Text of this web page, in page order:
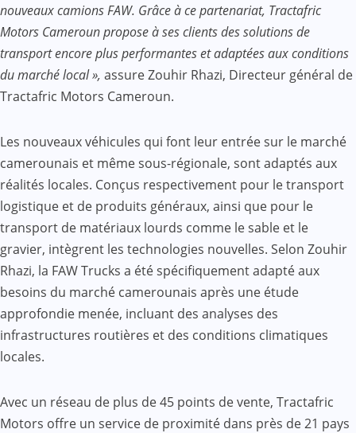
nouveaux camions FAW. Grâce à ce partenariat, Tractafric
Motors Cameroun propose à ses clients des solutions de
transport encore plus performantes et adaptées aux conditions
du marché local », assure Zouhir Rhazi, Directeur général de
Tractafric Motors Cameroun.
Les nouveaux véhicules qui font leur entrée sur le marché
camerounais et même sous-régionale, sont adaptés aux
réalités locales. Conçus respectivement pour le transport
logistique et de produits généraux, ainsi que pour le
transport de matériaux lourds comme le sable et le
gravier, intègrent les technologies nouvelles. Selon Zouhir
Rhazi, la FAW Trucks a été spécifiquement adapté aux
besoins du marché camerounais après une étude
approfondie menée, incluant des analyses des
infrastructures routières et des conditions climatiques
locales.
Avec un réseau de plus de 45 points de vente, Tractafric
Motors offre un service de proximité dans près de 21 pays